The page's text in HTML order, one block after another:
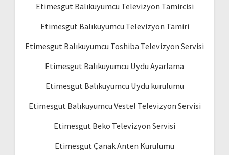
Etimesgut Balıkuyumcu Televizyon Tamircisi
Etimesgut Balıkuyumcu Televizyon Tamiri
Etimesgut Balıkuyumcu Toshiba Televizyon Servisi
Etimesgut Balıkuyumcu Uydu Ayarlama
Etimesgut Balıkuyumcu Uydu kurulumu
Etimesgut Balıkuyumcu Vestel Televizyon Servisi
Etimesgut Beko Televizyon Servisi
Etimesgut Çanak Anten Kurulumu